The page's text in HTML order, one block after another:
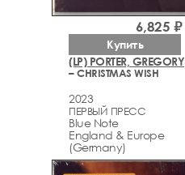
(LP) PORTER, GREGORY
– CHRISTMAS WISH
2023
ПЕРВЫЙ ПРЕСС
Blue Note
England & Europe
(Germany)
6,825 ₽
Купить